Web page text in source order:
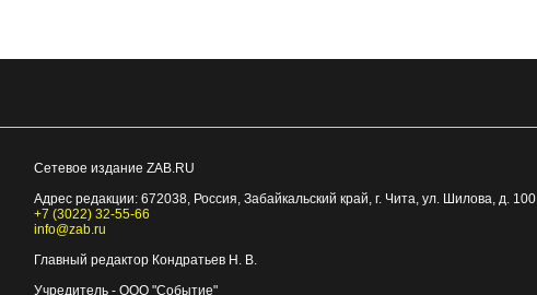
Сетевое издание ZAB.RU
Адрес редакции: 672038, Россия, Забайкальский край, г. Чита, ул. Шилова, д. 100
+7 (3022) 32-55-66
info@zab.ru
Главный редактор Кондратьев Н. В.
Учредитель - ООО "Событие"